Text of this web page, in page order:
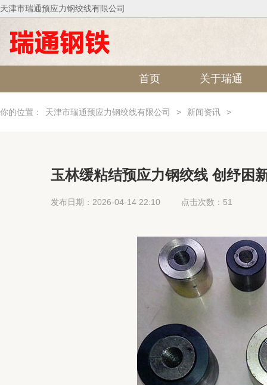
天津市瑞通预应力钢绞线有限公司
首页 关于瑞通
你的位置： 天津市瑞通预应力钢绞线有限公司 > 新闻资讯 >
玉林缓粘结预应力钢绞线 创纾困
发布日期：2026-04-14 22:10 点击次数：51